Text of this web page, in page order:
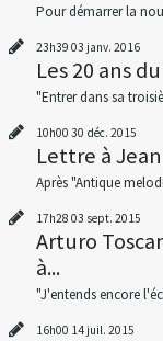
Pour démarrer la
23h39 03 janv. 2016
Les 20 ans
"Entrer dans sa
10h00 30 déc. 2015
Lettre à
Après "Antique
17h28 03 sept. 2015
Arturo
à...
"J'entends encore
16h00 14 juil. 2015